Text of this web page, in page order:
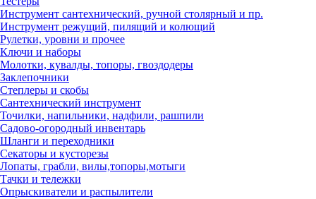
Инструмент сантехнический, ручной столярный и пр.
Инструмент режущий, пилящий и колющий
Рулетки, уровни и прочее
Ключи и наборы
Молотки, кувалды, топоры, гвоздодеры
Заклепочники
Степлеры и скобы
Сантехнический инструмент
Точилки, напильники, надфили, рашпили
Садово-огородный инвентарь
Шланги и переходники
Секаторы и кусторезы
Лопаты, грабли, вилы,топоры,мотыги
Тачки и тележки
Опрыскиватели и распылители